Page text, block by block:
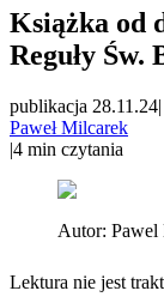
Książka od
Reguły Św.
publikacja 28.11.24|
Paweł Milcarek
|4 min czytania
Autor: Pawel
Lektura nie jest